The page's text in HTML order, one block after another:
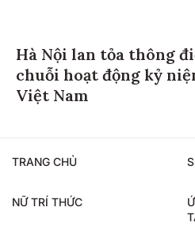
Hà Nội lan tỏa thông
chuỗi hoạt động kỷ
Việt Nam
TRANG CHỦ
NỮ TRÍ THỨC